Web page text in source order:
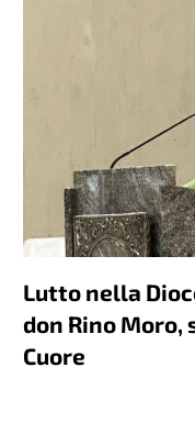
Lutto nella
don Rino Moro,
Cuore